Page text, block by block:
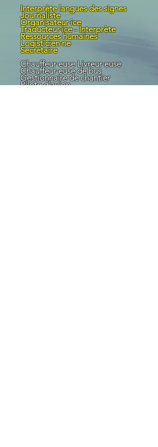
Interprète langues des signes
Journaliste
Organisateur·ice
Traducteur·ice - Interprète
Ressources humaines
Logisticien·ne
Secrétaire
Chauffeur·euse Livreur·euse
Chauffeur·euse de bus
Gestionnaire de chantier
Pilote d'avion